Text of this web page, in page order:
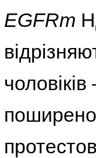
EGFRm